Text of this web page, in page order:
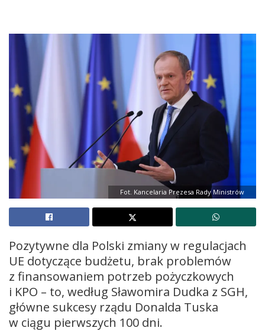
Fot. Kancelaria Prezesa Rady Ministrów
Pozytywne dla Polski zmiany w regulacjach
UE dotyczące budżetu, brak problemów
z finansowaniem potrzeb pożyczkowych
i KPO – to, według Sławomira Dudka z SGH,
główne sukcesy rządu Donalda Tuska
w ciągu pierwszych 100 dni.